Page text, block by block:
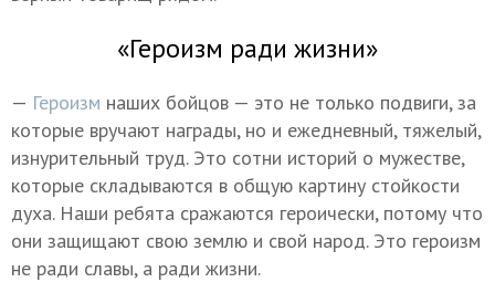
«Героизм ради жизни»
— Героизм наших бойцов — это не только подвиги, за
которые вручают награды, но и ежедневный, тяжелый,
изнурительный труд. Это сотни историй о мужестве,
которые складываются в общую картину стойкости
духа. Наши ребята сражаются героически, потому что
они защищают свою землю и свой народ. Это героизм
не ради славы, а ради жизни.